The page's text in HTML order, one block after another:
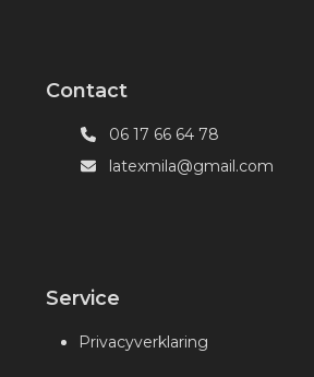
Contact
06 17 66 64 78
latexmila@gmail.com
Service
Privacyverklaring